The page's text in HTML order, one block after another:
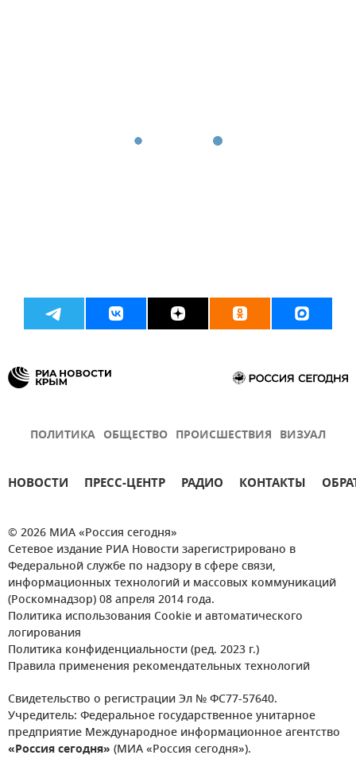
ПОЛИТИКА ОБЩЕСТВО ПРОИСШЕСТВИЯ ВИЗУАЛ
НОВОСТИ ПРЕСС-ЦЕНТР РАДИО КОНТАКТЫ
© 2026 МИА «Россия сегодня»
Сетевое издание РИА Новости зарегистрировано в
Федеральной службе по надзору в сфере связи,
информационных технологий и массовых коммуникаций
(Роскомнадзор) 08 апреля 2014 года.
Политика использования Cookie и автоматического
логирования
Политика конфиденциальности (ред. 2023 г.)
Правила применения рекомендательных технологий
Свидетельство о регистрации Эл № ФС77-57640.
Учредитель: Федеральное государственное унитарное
предприятие Международное информационное агентство
«Россия сегодня» (МИА «Россия сегодня»).